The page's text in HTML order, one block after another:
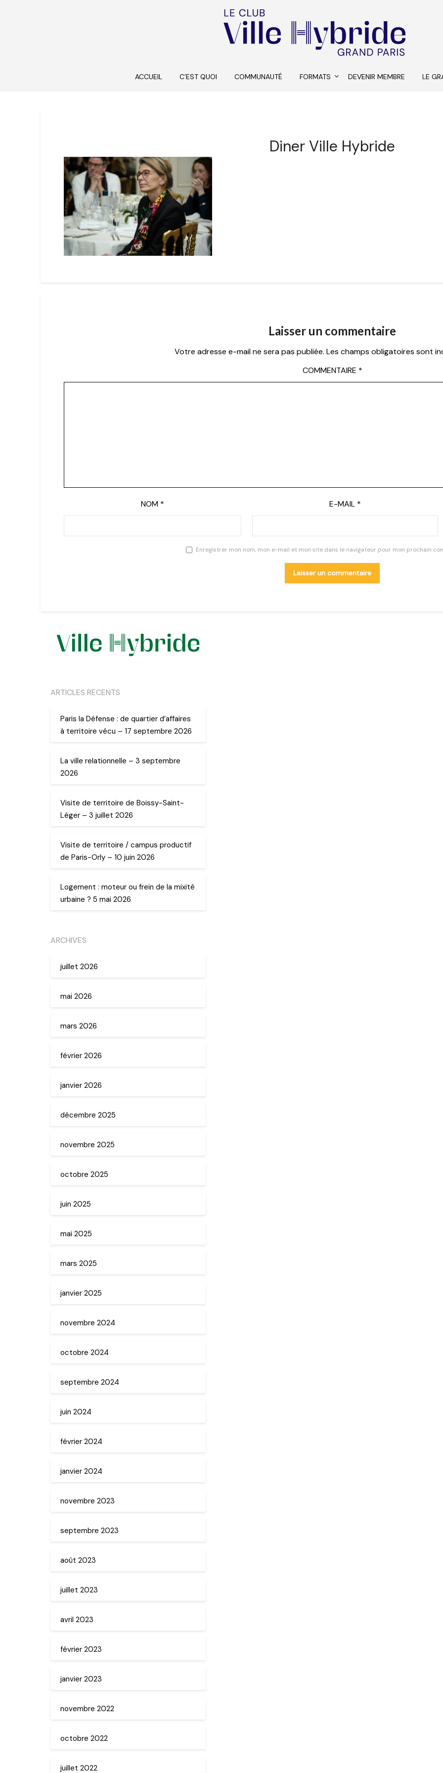
ACCUEIL C’EST QUOI COMMUNAUTÉ FORMATS DEVENIR MEMBRE LE
Diner Ville Hybride
Laisser un commentaire
Votre adresse e-mail ne sera pas publiée. Les champs obligatoires sont
COMMENTAIRE *
NOM * E-MAIL *
Enregistrer mon nom, mon e-mail et mon site dans le navigateur pour mon prochain
ARTICLES RECENTS
Paris la Défense : de quartier d’affaires
à territoire vécu – 17 septembre 2026
La ville relationnelle – 3 septembre
2026
Visite de territoire de Boissy-Saint-
Léger – 3 juillet 2026
Visite de territoire / campus productif
de Paris-Orly – 10 juin 2026
Logement : moteur ou frein de la mixité
urbaine ? 5 mai 2026
ARCHIVES
juillet 2026
mai 2026
mars 2026
février 2026
janvier 2026
décembre 2025
novembre 2025
octobre 2025
juin 2025
mai 2025
mars 2025
janvier 2025
novembre 2024
octobre 2024
septembre 2024
juin 2024
février 2024
janvier 2024
novembre 2023
septembre 2023
août 2023
juillet 2023
avril 2023
février 2023
janvier 2023
novembre 2022
octobre 2022
juillet 2022